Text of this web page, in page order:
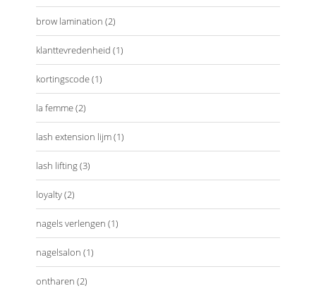
brow lamination (2)
klanttevredenheid (1)
kortingscode(1)
la femme(2)
lash extension lijm(1)
lash lifting(3)
loyalty(2)
nagels verlengen (1)
nagelsalon (1)
ontharen (2)